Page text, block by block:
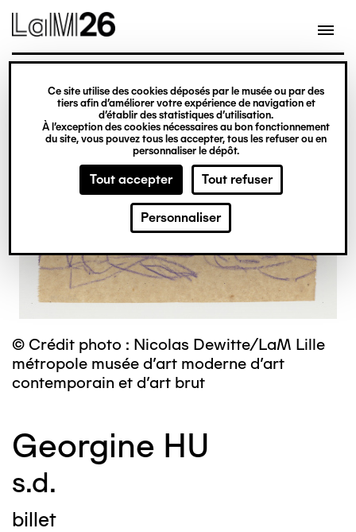
Gestion des cookies
Ce site utilise des cookies déposés par le musée ou par des
tiers afin d’améliorer votre expérience de navigation et
d’établir des statistiques d’utilisation.
À l’exception des cookies nécessaires au bon fonctionnement
du site, vous pouvez tous les accepter, tous les refuser ou en
personnaliser le dépôt.
Tout accepter Tout refuser
Personnaliser
contenu
© Crédit photo : Nicolas Dewitte/LaM Lille
métropole musée d’art moderne d’art
contemporain et d’art brut
Georgine HU
s.d.
billet